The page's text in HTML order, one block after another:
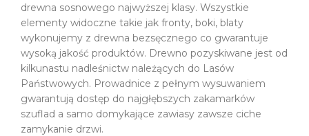
drewna sosnowego najwyższej klasy. Wszystkie
elementy widoczne takie jak fronty, boki, blaty
wykonujemy z drewna bezsęcznego co gwarantuje
wysoką jakość produktów. Drewno pozyskiwane jest od
kilkunastu nadleśnictw należących do Lasów
Państwowych. Prowadnice z pełnym wysuwaniem
gwarantują dostęp do najgłębszych zakamarków
szuflad a samo domykające zawiasy zawsze ciche
zamykanie drzwi.